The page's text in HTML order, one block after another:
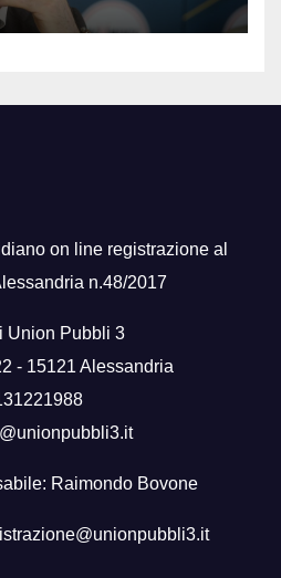
on line registrazione al
n.48/2017
Union Pubbli 3
- 15121 Alessandria
Raimondo Bovone